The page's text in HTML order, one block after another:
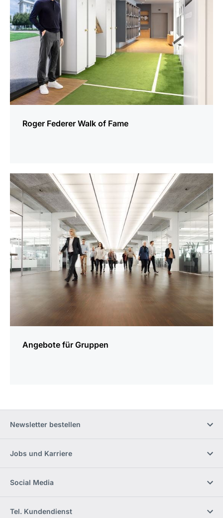
Roger Federer Walk of Fame
Angebote für Gruppen
mehr
erfahren
Newsletter bestellen
Jobs und Karriere
Social Media
Tel. Kundendienst